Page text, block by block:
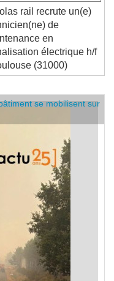
rail recrute un(e)
de
en
électrique h/f
(31000)
se mobilisent sur